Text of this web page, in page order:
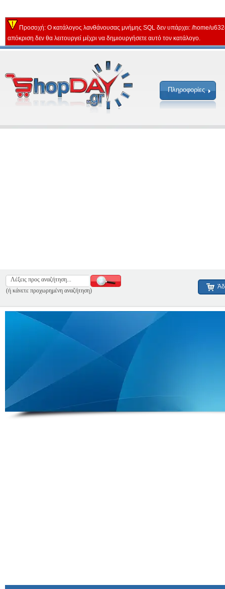
Προσοχή: Ο κατάλογος λανθάνουσας μνήμης SQL δεν υπάρχει: /home/
απόκριση δεν θα λειτουργεί μέχρι να δημιουργήσετε αυτό τον κατάλογο.
Πληροφορίες
(ή κάνετε προχωρημένη αναζήτηση)